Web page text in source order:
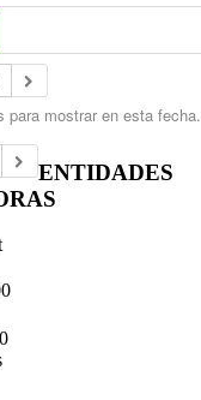
para mostrar en esta fecha.
ENTIDADES